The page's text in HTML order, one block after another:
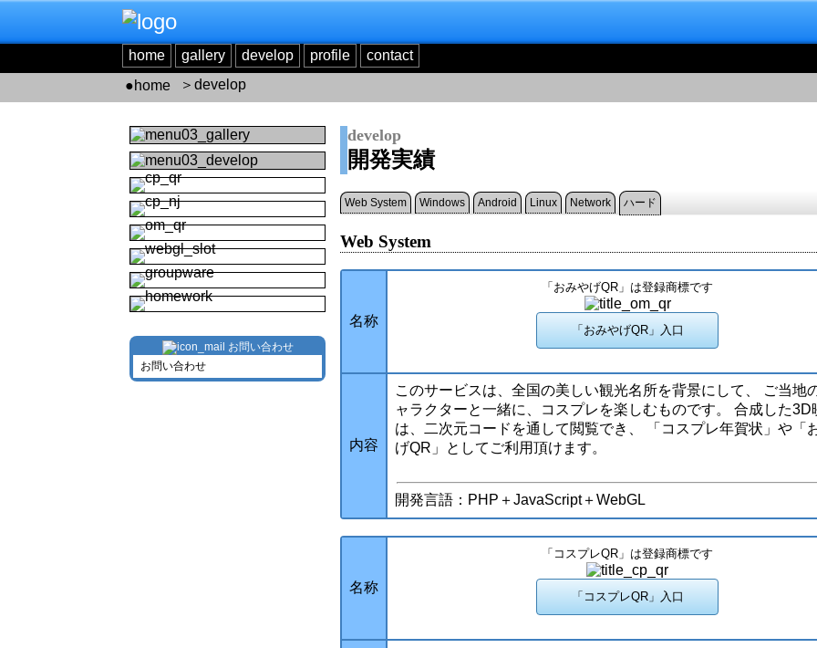
home gallery develop profile
contact
●home ＞develop
お問い合わせ
お問い合わせ
develop
開発実績
Web System Windows Android Linux Network ハード
Web System
名称
「おみやげQR」は登録商標です
内容
このサービスは、全国の美しい観光名所を背景にして、 ご当地
ャラクターと一緒に、コスプレを楽しむものです。 合成した3D
は、二次元コードを通して閲覧でき、 「コスプレ年賀状」や「
げQR」としてご利用頂けます。
開発言語：PHP＋JavaScript＋WebGL
名称
「コスプレQR」は登録商標です